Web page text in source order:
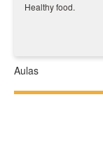
Healthy food.
Aulas